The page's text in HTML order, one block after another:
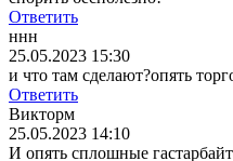
Ответить
ннн
25.05.2023 15:30
и что там сделают?опять
Ответить
Викторм
25.05.2023 14:10
И опять сплошные